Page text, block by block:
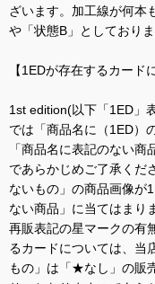
ざいます。加工線が何本
や「状態B」としておりま
【1EDが存在するカード
1st edition(以下「1ED」
では「商品名に（1ED）
「商品名に表記のない
であらかじめご了承くだ
ないもの」の商品画像が
ない商品」に当てはまり
再販表記の星マークの
るカードについては、当
もの」は「★なし」の販